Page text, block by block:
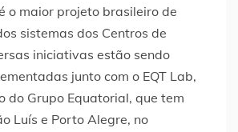
o maior projeto brasileiro de
sistemas dos Centros de
iniciativas estão sendo
junto com o EQT Lab,
do Grupo Equatorial, que tem
Luís e Porto Alegre, no